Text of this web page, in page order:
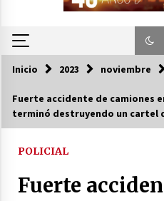
ÚLTIMAS
El Senado dio
hídrica y otros
La
Inicio 2023 noviembre
Fuerte accidente de camiones
terminó destruyendo un cartel
POLICIAL
Fuerte